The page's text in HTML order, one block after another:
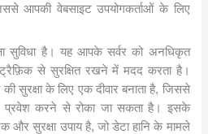
आपकी वेबसाइट उपयोगकर्ताओं के लिए
सुविधा है। यह आपके सर्वर को अनधिकृत
से सुरक्षित रखने में मदद करता है।
सुरक्षा के लिए एक दीवार बनाता है, जिससे
प्रवेश करने से रोका जा सकता है। इसके
और सुरक्षा उपाय है, जो डेटा हानि के मामले